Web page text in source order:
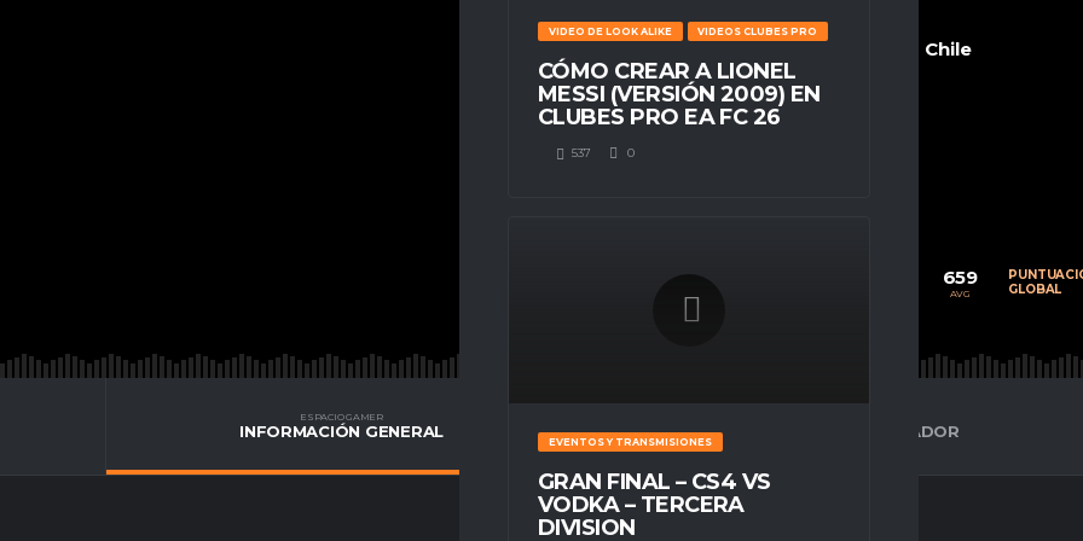
VIDEO DE LOOK ALIKE VIDEOS CLUBES PRO
CÓMO CREAR A LIONEL
MESSI (VERSIÓN 2009) EN
CLUBES PRO EA FC 26
537 0
EVENTOS Y TRANSMISIONES
GRAN FINAL – CS4 VS
VODKA – TERCERA
DIVISION
Chile
CALIFICACIÓN
659
AVG
GLOBAL
ESPACIO GAMER
INFORMACIÓN GENERAL ESTADÍSTICAS DEL JUGADOR